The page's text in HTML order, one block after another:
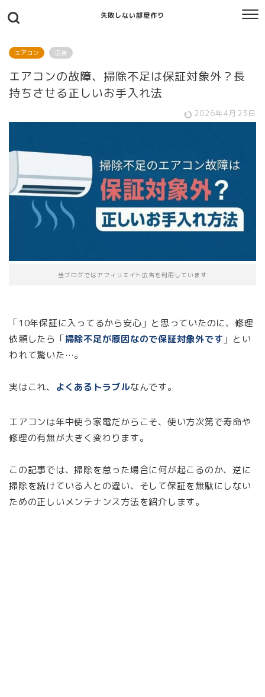
失敗しない部屋作り
エアコン 広告
エアコンの故障、掃除不足は保証対象外？長
持ちさせる正しいお手入れ法
2026年4月23日
当ブログではアフィリエイト広告を利用しています
「10年保証に入ってるから安心」と思っていたのに、修理
依頼したら「掃除不足が原因なので保証対象外です 」とい
われて驚いた…。
実はこれ、 よくあるトラブルなんです。
エアコンは年中使う家電だからこそ、使い方次第で寿命や
修理の有無が大きく変わります。
この記事では、掃除を怠った場合に何が起こるのか、逆に
掃除を続けている人との違い、そして保証を無駄にしない
ための正しいメンテナンス方法を紹介します。